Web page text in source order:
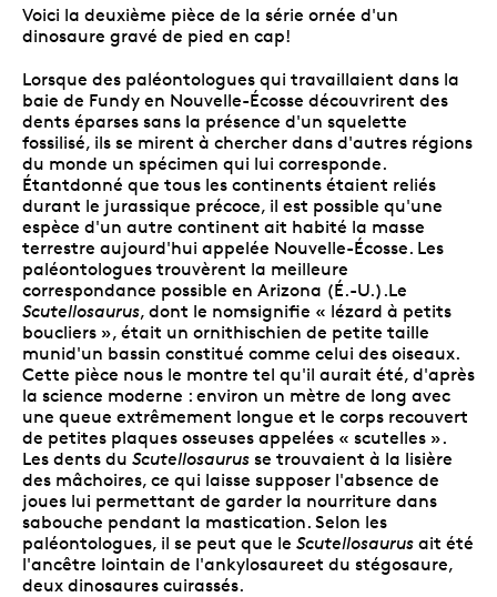
Voici la deuxième pièce de la série ornée d'un
dinosaure gravé de pied en cap!
Lorsque des paléontologues qui travaillaient dans la
baie de Fundy en Nouvelle-Écosse découvrirent des
dents éparses sans la présence d'un squelette
fossilisé, ils se mirent à chercher dans d'autres régions
du monde un spécimen qui lui corresponde.
Étantdonné que tous les continents étaient reliés
durant le jurassique précoce, il est possible qu'une
espèce d'un autre continent ait habité la masse
terrestre aujourd'hui appelée Nouvelle-Écosse. Les
paléontologues trouvèrent la meilleure
correspondance possible en Arizona (É.-U.).Le
Scutellosaurus, dont le nomsignifie « lézard à petits
boucliers », était un ornithischien de petite taille
munid'un bassin constitué comme celui des oiseaux.
Cette pièce nous le montre tel qu'il aurait été, d'après
la science moderne : environ un mètre de long avec
une queue extrêmement longue et le corps recouvert
de petites plaques osseuses appelées « scutelles ».
Les dents du Scutellosaurus se trouvaient à la lisière
des mâchoires, ce qui laisse supposer l'absence de
joues lui permettant de garder la nourriture dans
sabouche pendant la mastication. Selon les
paléontologues, il se peut que le Scutellosaurus ait été
l'ancêtre lointain de l'ankylosaureet du stégosaure,
deux dinosaures cuirassés.